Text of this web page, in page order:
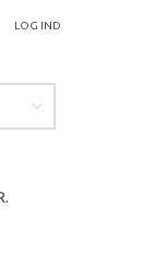
LOG IND